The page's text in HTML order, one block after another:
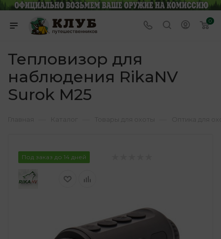
0
Тепловизор для
наблюдения RikaNV
Surok M25
Под заказ до 14 дней